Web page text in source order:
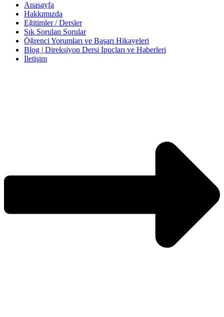
Anasayfa
Hakkımızda
Eğitimler / Dersler
Sık Sorulan Sorular
Öğrenci Yorumları ve Başarı Hikayeleri
Blog | Direksiyon Dersi İpuçları ve Haberleri
İletişim